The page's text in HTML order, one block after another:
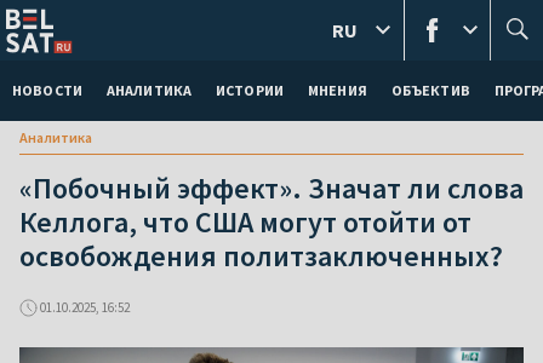
НОВОСТИ АНАЛИТИКА ИСТОРИИ МНЕНИЯ ОБЪЕКТИВ
RU
Аналитика
«Побочный эффект». Значат ли слова
Келлога, что США могут отойти от
освобождения политзаключенных?
01.10.2025, 16:52